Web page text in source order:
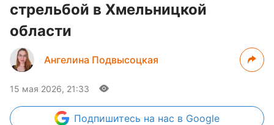
стрельбой в Хмельницкой
области
Ангелина Подвысоцкая
15 мая 2026, 21:33
Подпишитесь на нас в Google